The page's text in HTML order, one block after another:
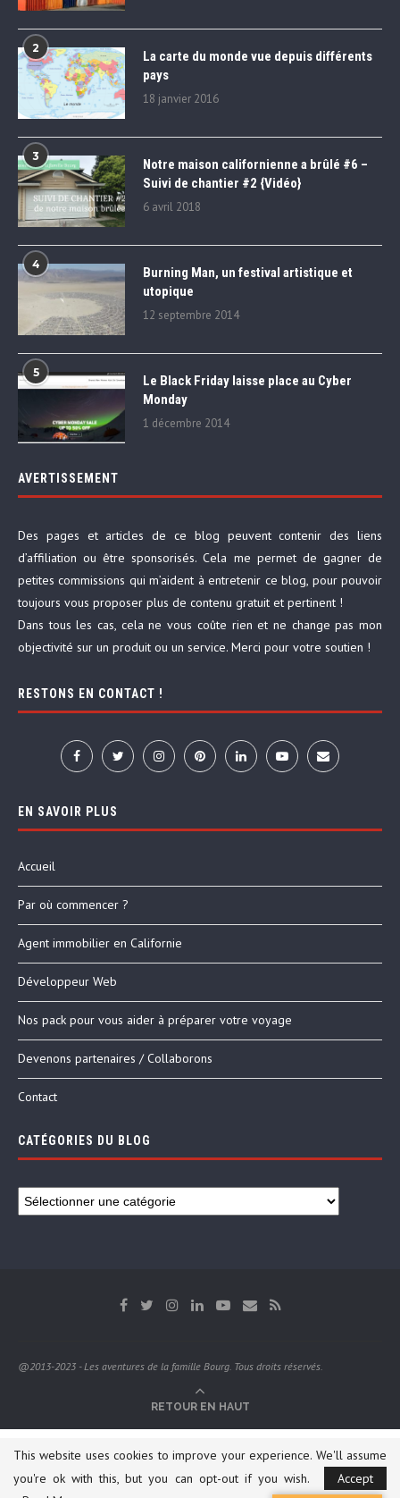
2
La carte du monde vue depuis différents
pays
18 janvier 2016
3
Notre maison californienne a brûlé #6 –
Suivi de chantier #2 {Vidéo}
6 avril 2018
4
Burning Man, un festival artistique et
utopique
12 septembre 2014
5
Le Black Friday laisse place au Cyber
Monday
1 décembre 2014
AVERTISSEMENT
Des pages et articles de ce blog peuvent contenir des liens
d’affiliation ou être sponsorisés. Cela me permet de gagner de
petites commissions qui m’aident à entretenir ce blog, pour pouvoir
toujours vous proposer plus de contenu gratuit et pertinent !
Dans tous les cas, cela ne vous coûte rien et ne change pas mon
objectivité sur un produit ou un service. Merci pour votre soutien !
RESTONS EN CONTACT !
EN SAVOIR PLUS
Accueil
Par où commencer ?
Agent immobilier en Californie
Développeur Web
Nos pack pour vous aider à préparer votre voyage
Devenons partenaires / Collaborons
Contact
CATÉGORIES DU BLOG
@2013-2023 - Les aventures de la famille Bourg. Tous droits réservés.
RETOUR EN HAUT
This website uses cookies to improve your experience. We'll assume
you're ok with this, but you can opt-out if you wish.
Accept